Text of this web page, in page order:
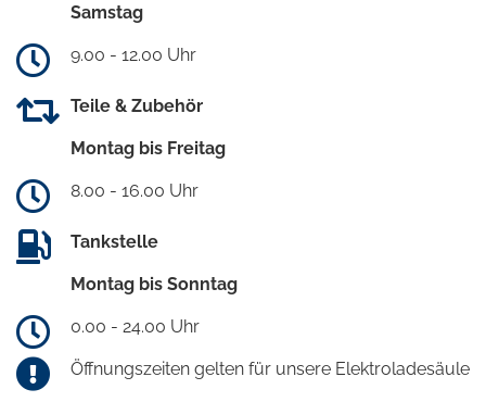
Samstag
9.00 - 12.00 Uhr
Teile & Zubehör
Montag bis Freitag
8.00 - 16.00 Uhr
Tankstelle
Montag bis Sonntag
0.00 - 24.00 Uhr
Öffnungszeiten gelten für unsere Elektroladesäule